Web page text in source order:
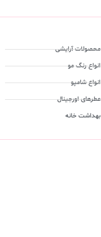
محصولات آرایشی
انواع رنگ مو
انواع شامپو
عطرهای اورجینال
بهداشت خانه